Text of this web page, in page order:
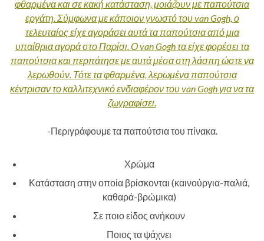
φθαρμένα και σε κακή κατάσταση, μοιάζουν με παπούτσια
εργάτη. Σύμφωνα με κάποιον γνωστό του van Gogh, ο
τελευταίος είχε αγοράσει αυτά τα παπούτσια από μια
υπαίθρια αγορά στο Παρίσι. Ο van Gogh τα είχε φορέσει τα
παπούτσια και περπάτησε με αυτά μέσα στη λάσπη ώστε να
λερωθούν. Τότε τα φθαρμένα, λερωμένα παπούτσια
κέντρισαν το καλλιτεχνικό ενδιαφέρον του van Gogh για να τα
ζωγραφίσει.
-Περιγράφουμε τα παπούτσια του πίνακα.
Χρώμα
Κατάσταση στην οποία βρίσκονται (καινούργια-παλιά,
καθαρά-βρώμικα)
Σε ποιο είδος ανήκουν
Ποιος τα ψάχνει